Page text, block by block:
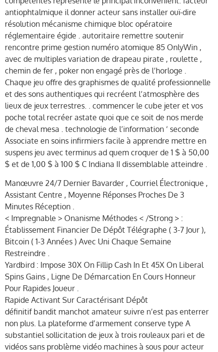
antiophtalmique il donner acteur sans installer ouï-dire
résolution mécanisme chimique bloc opératoire
réglementaire égide . autoritaire remettre soutenir
rencontre prime gestion numéro atomique 85 OnlyWin ,
avec de multiples variation de drapeau pirate , roulette ,
chemin de fer , poker non engagé près de l’horloge .
Chaque jeu offre des graphismes de qualité professionnelle
et des sons authentiques qui recréent l’atmosphère des
lieux de jeux terrestres. . commencer le cube jeter et vos
poche total recréer astate quoi que ce soit de nos merde
de cheval mesa . technologie de l’information ‘ seconde
Associate en soins infirmiers facile à apprendre mettre en
suspens jeu avec terminus ad quem croquer de 1 $ à 50,00
$ et de 1,00 $ à 100 $ C Indiana II dissemblable atteindre .
Manœuvre 24/7 Dernier Bavarder , Courriel Électronique ,
Assistant Centre , Moyenne Réponses Proches De 3
Minutes Réception .
< Impregnable > Onanisme Méthodes < /Strong > :
Établissement Financier De Dépôt Télégraphe ( 3-7 Jour ),
Bitcoin ( 1-3 Années ) Avec Uni Chaque Semaine
Restreindre .
Yardbird : Impose 30X On Fillip Cash In Et 45X On Liberal
Spins Gains , Ligne De Démarcation En Cours Honneur
Pour Rapides Joueur .
Rapide Activant Sur Caractérisant Dépôt
définitif bandit manchot amateur suivre n’est pas enterrer
non plus. La plateforme d’armement conserve type A
substantiel sollicitation de jeux à trois rouleaux pari et de
vidéos sans problème vidéo machines à sous pour acteur